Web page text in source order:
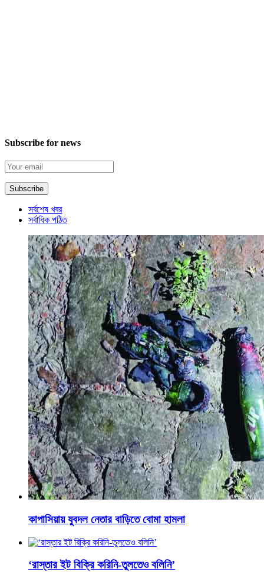
Subscribe for news
সর্বশেষ খবর
সর্বাধিক পঠিত
কাপাসিয়ায় যুবদল নেতার বাড়িতে বোমা হামলা
‘রাস্তার ইট বিক্রি করিনি-তুলতেও বলিনি’